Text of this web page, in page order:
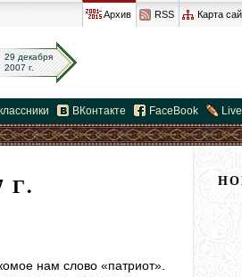
Архив RSS Карта
29 декабря
2007 г.
ВКонтакте FaceBook
Г.
нам слово «патриот».